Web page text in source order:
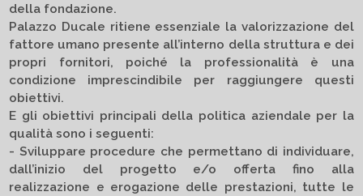
della fondazione.
Palazzo Ducale ritiene essenziale la valorizzazione del
fattore umano presente all’interno della struttura e dei
propri fornitori, poiché la professionalità è una
condizione imprescindibile per raggiungere questi
obiettivi.
E gli obiettivi principali della politica aziendale per la
qualità sono i seguenti:
- Sviluppare procedure che permettano di individuare,
dall’inizio del progetto e/o offerta fino alla
realizzazione e erogazione delle prestazioni, tutte le